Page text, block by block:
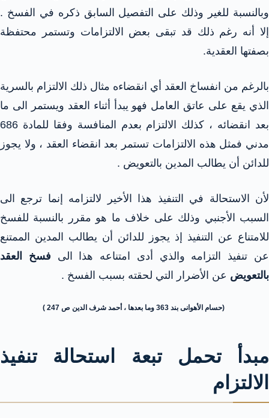
وبالنسبة للغير وذلك على التفصيل السابق ذكره في الفسخ .
إلا أنه رغم ذلك قد تبقى بعض الالتزامات وتستمر محتفظة
بصفتها العقدية.
بالرغم من انفساخ العقد أي انقضاءه مثال ذلك الالتزام بالسرية
الذي يقع على عاتق العامل فهو يبدأ أثناء العقد ويستمر الى ما
بعد انقضائه ، كذلك الالتزام بعدم المنافسة وفقا للمادة 686
مدني فمثل هذه الالتزامات تستمر بعد انقضاء العقد ، ولا يجوز
للدائن أن يطالب المدين بالتعويض .
لأن الاستحالة في التنفيذ هذا الأخير لالتزامه إنما ترجع الى
السبب الأجنبي وذلك على خلاف ما هو مقرر بالنسبة للفسخ
للامتناع عن التنفيذ إذ يجوز للدائن أن يطالب المدين الممتنع
عن تنفيذ التزامه والذي أدى امتناعه هذا الى فسخ العقد
بالتعويض عن الأضرار التي لحقته بسبب الفسخ .
(حسام الأهوانى بند 363 وما بعدها ، أحمد شرف الدين ص 247 )
مبدأ تحمل تبعة استحالة تنفيذ
الالتزام